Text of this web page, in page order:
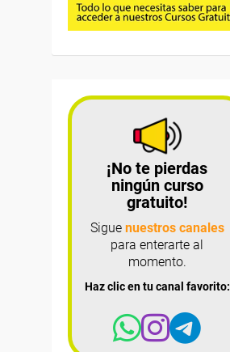
¡No te pierdas
ningún curso
gratuito!
Sigue nuestros canales
para enterarte al
momento.
Haz clic en tu canal favorito: